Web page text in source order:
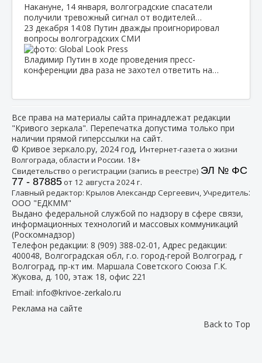
Накануне, 14 января, волгоградские спасатели
получили тревожный сигнал от водителей…
23 декабря 14:08 Путин дважды проигнорировал
вопросы волгоградских СМИ
Владимир Путин в ходе проведения пресс-
конференции два раза не захотел ответить на…
Все права на материалы сайта принадлежат редакции
"Кривого зеркала". Перепечатка допустима только при
наличии прямой гиперссылки на сайт.
© Кривое зеркало.ру, 2024 год, Интернет-газета о жизни
Волгограда, области и России. 18+
Свидетельство о регистрации (запись в реестре) ЭЛ № ФС
77 - 87885от 12 августа 2024 г.
Главный редактор: Крылов Александр Сергеевич, Учредитель:
ООО "ЕДКММ"
Выдано федеральной службой по надзору в сфере связи,
информационных технологий и массовых коммуникаций
(Роскомнадзор)
Телефон редакции: 8 (909) 388-02-01 , Адрес редакции:
400048, Волгоградская обл, г.о. город-герой Волгоград, г
Волгоград, пр-кт им. Маршала Советского Союза Г.К.
Жукова, д. 100, этаж 18, офис 221
Email: info@krivoe-zerkalo.ru
Реклама на сайте
Back to Top